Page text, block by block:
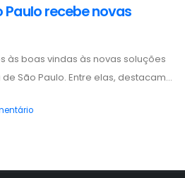
Paulo recebe novas
às boas vindas às novas soluções
São Paulo. Entre elas, destacam...